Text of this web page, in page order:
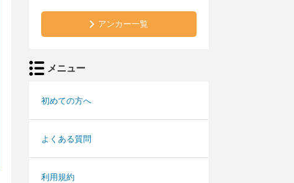
アンカー一覧
メニュー
初めての方へ
よくある質問
利用規約